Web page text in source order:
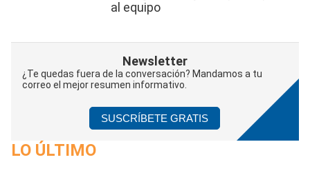
al equipo
Newsletter
¿Te quedas fuera de la conversación? Mandamos a tu
correo el mejor resumen informativo.
SUSCRÍBETE GRATIS
LO ÚLTIMO